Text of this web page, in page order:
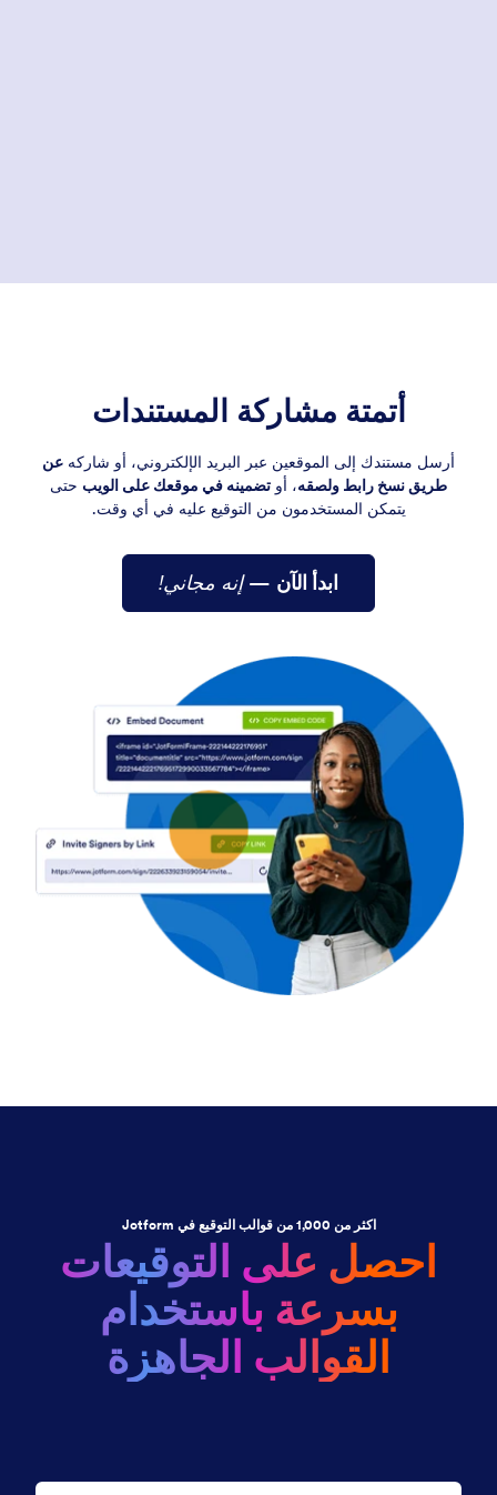
أتمتة مشاركة المستندات
أرسل مستندك إلى الموقعين عبر البريد الإلكتروني، أو شاركه عن
طريق نسخ رابط ولصقه، أو تضمينه في موقعك على الويب حتى
يتمكن المستخدمون من التوقيع عليه في أي وقت.
ابدأ الآن —إنه مجاني!
اكثر من 1,000 من قوالب التوقيع في Jotform
احصل على التوقيعات
بسرعة باستخدام
القوالب الجاهزة